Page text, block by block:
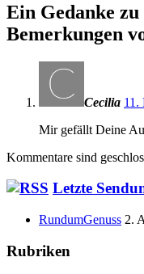
Ein Gedanke zu
Bemerkungen
Cecilia 11.
Mir gefällt Deine
Kommentare sind
Haupt-
Seitenleiste
Letzte
RundumGenuss 2.
Rubriken